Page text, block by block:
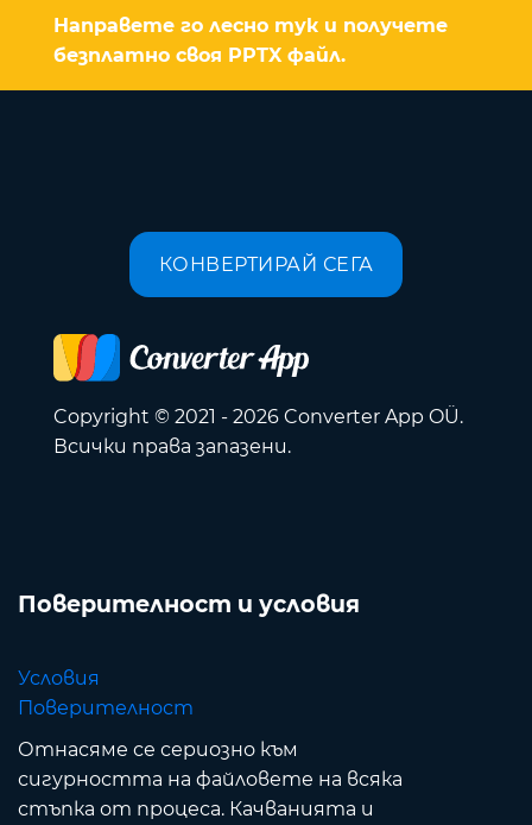
Направете го лесно тук и получете
безплатно своя PPTX файл.
КОНВЕРТИРАЙ СЕГА
Copyright © 2021 - 2026 Converter App OÜ.
Всички права запазени.
Поверителност и условия
Условия
Поверителност
Отнасяме се сериозно към
сигурността на файловете на всяка
стъпка от процеса. Качванията и